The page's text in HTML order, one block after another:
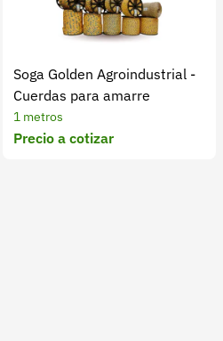
Soga Golden Agroindustrial -
Cuerdas para amarre
1 metros
Precio a cotizar